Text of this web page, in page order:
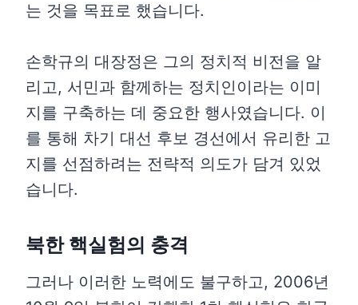
는 것을 목표로 했습니다.
손학규의 대장정은 그의 정치적 비전을 알
리고, 서민과 함께하는 정치인이라는 이미
지를 구축하는 데 중요한 행사였습니다. 이
를 통해 차기 대선 후보 경선에서 유리한 고
지를 선점하려는 전략적 의도가 담겨 있었
습니다.
북한 핵실험의 충격
그러나 이러한 노력에도 불구하고, 2006년